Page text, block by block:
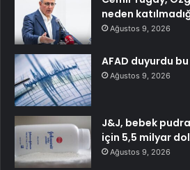
neden
Ağustos 9, 2026
AFAD duyurdu bu
Ağustos 9, 2026
J&J, bebek
için 5,5 milyar
Ağustos 9, 2026